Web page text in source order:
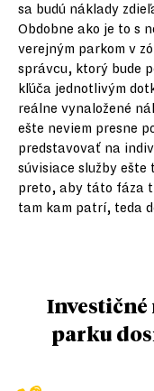
sa budú náklady
Obdobne ako je to s
verejným parkom v
správcu, ktorý bude
kľúča jednotlivým
reálne vynaložené
ešte neviem presne
predstavovať na
súvisiace služby ešte
preto, aby táto fáza
tam kam patrí, teda
Investičné
parku